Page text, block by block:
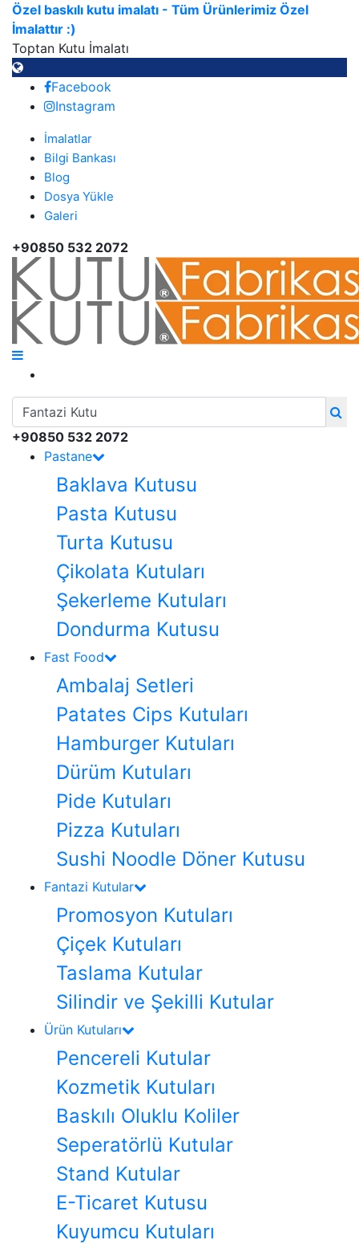
Özel baskılı kutu imalatı - Tüm Ürünlerimiz Özel
İmalattır :)
Toptan Kutu İmalatı
Facebook
Instagram
İmalatlar
Bilgi Bankası
Blog
Dosya Yükle
Galeri
+90850 532 2072
+90850 532 2072
Pastane
Baklava Kutusu
Pasta Kutusu
Turta Kutusu
Çikolata Kutuları
Şekerleme Kutuları
Dondurma Kutusu
Fast Food
Ambalaj Setleri
Patates Cips Kutuları
Hamburger Kutuları
Dürüm Kutuları
Pide Kutuları
Pizza Kutuları
Sushi Noodle Döner Kutusu
Fantazi Kutular
Promosyon Kutuları
Çiçek Kutuları
Taslama Kutular
Silindir ve Şekilli Kutular
Ürün Kutuları
Pencereli Kutular
Kozmetik Kutuları
Baskılı Oluklu Koliler
Seperatörlü Kutular
Stand Kutular
E-Ticaret Kutusu
Kuyumcu Kutuları